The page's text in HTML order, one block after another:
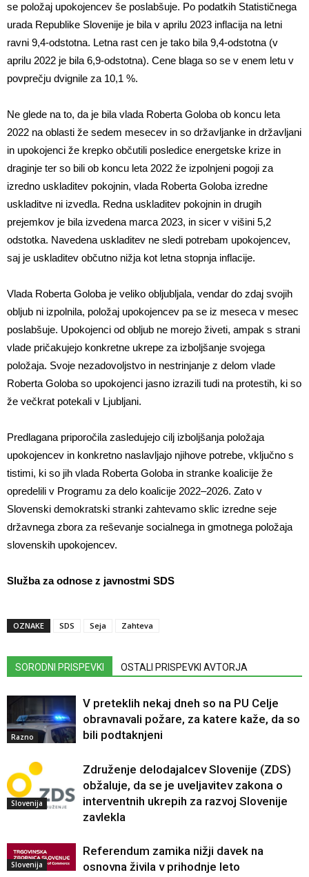
se položaj upokojencev še poslabšuje. Po podatkih Statističnega
urada Republike Slovenije je bila v aprilu 2023 inflacija na letni
ravni 9,4-odstotna. Letna rast cen je tako bila 9,4-odstotna (v
aprilu 2022 je bila 6,9-odstotna). Cene blaga so se v enem letu v
povprečju dvignile za 10,1 %.
Ne glede na to, da je bila vlada Roberta Goloba ob koncu leta
2022 na oblasti že sedem mesecev in so državljanke in državljani
in upokojenci že krepko občutili posledice energetske krize in
draginje ter so bili ob koncu leta 2022 že izpolnjeni pogoji za
izredno uskladitev pokojnin, vlada Roberta Goloba izredne
uskladitve ni izvedla. Redna uskladitev pokojnin in drugih
prejemkov je bila izvedena marca 2023, in sicer v višini 5,2
odstotka. Navedena uskladitev ne sledi potrebam upokojencev,
saj je uskladitev občutno nižja kot letna stopnja inflacije.
Vlada Roberta Goloba je veliko obljubljala, vendar do zdaj svojih
obljub ni izpolnila, položaj upokojencev pa se iz meseca v mesec
poslabšuje. Upokojenci od obljub ne morejo živeti, ampak s strani
vlade pričakujejo konkretne ukrepe za izboljšanje svojega
položaja. Svoje nezadovoljstvo in nestrinjanje z delom vlade
Roberta Goloba so upokojenci jasno izrazili tudi na protestih, ki so
že večkrat potekali v Ljubljani.
Predlagana priporočila zasledujejo cilj izboljšanja položaja
upokojencev in konkretno naslavljajo njihove potrebe, vključno s
tistimi, ki so jih vlada Roberta Goloba in stranke koalicije že
opredelili v Programu za delo koalicije 2022–2026. Zato v
Slovenski demokratski stranki zahtevamo sklic izredne seje
državnega zbora za reševanje socialnega in gmotnega položaja
slovenskih upokojencev.
Služba za odnose z javnostmi SDS
OZNAKE SDS Seja Zahteva
SORODNI PRISPEVKI OSTALI PRISPEVKI AVTORJA
Razno
V preteklih nekaj dneh so na PU Celje
obravnavali požare, za katere kaže, da so
bili podtaknjeni
Slovenija
Združenje delodajalcev Slovenije (ZDS)
obžaluje, da se je uveljavitev zakona o
interventnih ukrepih za razvoj Slovenije
zavlekla
Slovenija
Referendum zamika nižji davek na
osnovna živila v prihodnje leto